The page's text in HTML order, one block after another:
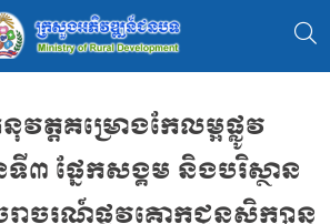
វត្តគម្រោងកែលម្អផ្លូវ
ផ្នែកសង្គម និងបរិស្ថាន